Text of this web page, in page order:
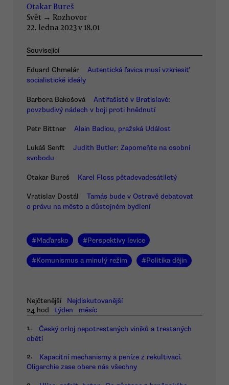
Otakar Bureš
Svět → Rozhovor
22. ledna 2023 v 18.01
Související
Eduard Chmelár
Autentická ľavica musí vzkriesiť
socialistické ideály
Barbora Bakošová
Antifašisté v Bratislavě:
povzbudivý nádech v boji proti hnědnutí
Petr Bittner Alain Badiou, pražská Událost
Lukáš Senft
Judith Butler: Zapomeňte na osobní
svobodu
Otakar Bureš Karel Floss pětadevadesátiletý
Vratislav Dostál
Tamás bude v Ostravě debatovat
o právu na město a důstojném bydlení
#Maďarsko #Perspektivy levice
#Komunismus a minulý režim #Politika dějin
Nejčtenější
Nejdiskutovanější
24 hod
týden měsíc
1.
Český orloj nepotrestaných viníků a trestaných
obětí
2.
Kapacitní mechanismy a peníze z rekultivací.
Oligarchie zase obere nás všechny